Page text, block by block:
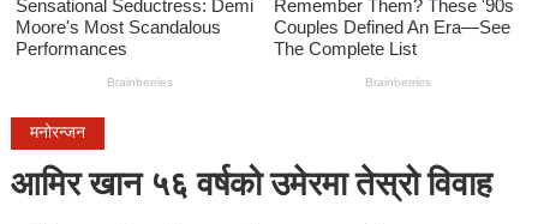
मनोरन्जन
आमिर खान ५६ वर्षको उमेरमा तेस्रो विवाह